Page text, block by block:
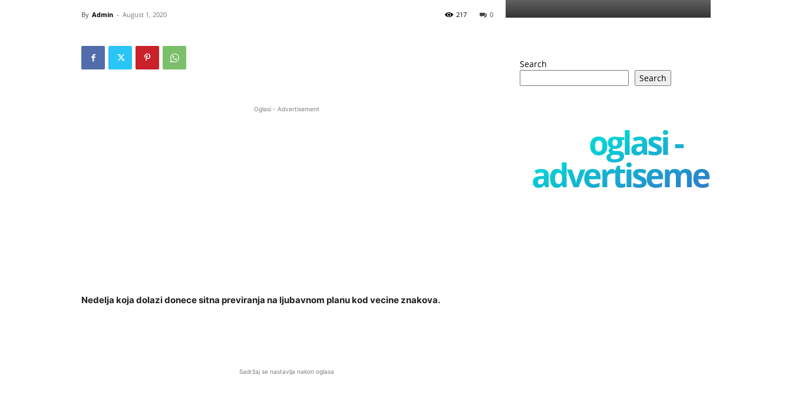
By Admin - August 1, 2020 0
217
Oglasi - Advertisement
Nedelja koja dolazi donece sitna previranja na ljubavnom planu kod vecine znakova.
Sadržaj se nastavlja nakon oglasa
Search
Search
oglasi -
advertisement